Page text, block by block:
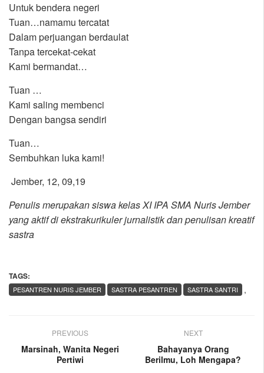
Untuk bendera negeri
Tuan…namamu tercatat
Dalam perjuangan berdaulat
Tanpa tercekat-cekat
Kami bermandat…
Tuan …
Kami saling membenci
Dengan bangsa sendiri
Tuan…
Sembuhkan luka kami!
Jember, 12, 09,19
Penulis merupakan siswa kelas XI IPA SMA Nuris Jember
yang aktif di ekstrakurikuler jurnalistik dan penulisan kreatif
sastra
TAGS:
,
PESANTREN NURIS JEMBER SASTRA PESANTREN SASTRA SANTRI
PREVIOUS
Marsinah, Wanita Negeri
Pertiwi
NEXT
Bahayanya Orang
Berilmu, Loh Mengapa?